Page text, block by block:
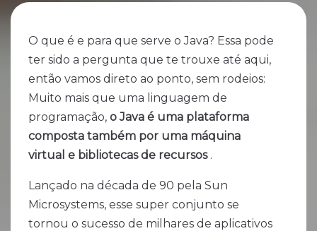
O que é e para que serve o Java? Essa pode
ter sido a pergunta que te trouxe até aqui,
então vamos direto ao ponto, sem rodeios:
Muito mais que uma linguagem de
programação, o Java é uma plataforma
composta também por uma máquina
virtual e bibliotecas de recursos. ‌ ‌ ‌ ‌ ‌ ‌ ‌ ‌ ‌ ‌ ‌ ‌ ‌ ‌
Lançado na década de 90 pela Sun
Microsystems, esse super conjunto se
tornou o sucesso de milhares de aplicativos